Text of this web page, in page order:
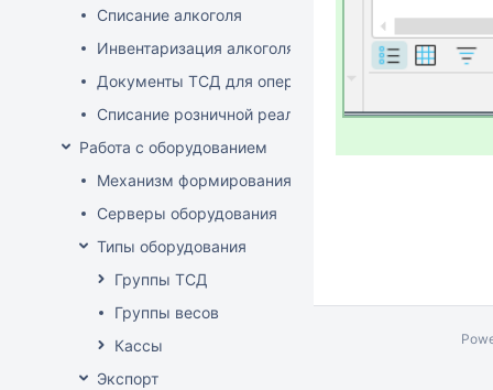
Списание алкоголя
Инвентаризация алкоголя
Документы ТСД для операций с алкоголем
Списание розничной реализации алкоголя
Работа с оборудованием
Механизм формирования стоп-листа
Серверы оборудования
Типы оборудования
Группы ТСД
Группы весов
Кассы
Экспорт